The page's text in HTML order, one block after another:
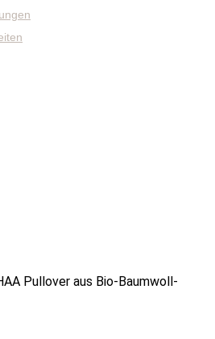
Pullover aus Bio-Baumwoll-